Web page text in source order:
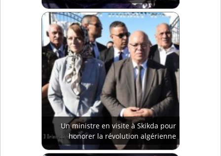
Un ministre en visite à Skikda pour
honorer la révolution algérienne